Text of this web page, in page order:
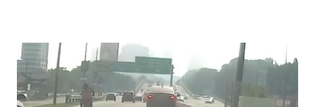
hiburan di kawasan berkenaan. Seorang mangsa disahkan
meninggal dunia di lokasi kejadian akibat terkena tembakan,
manakala seorang lagi mangsa mengalami kecederaan.